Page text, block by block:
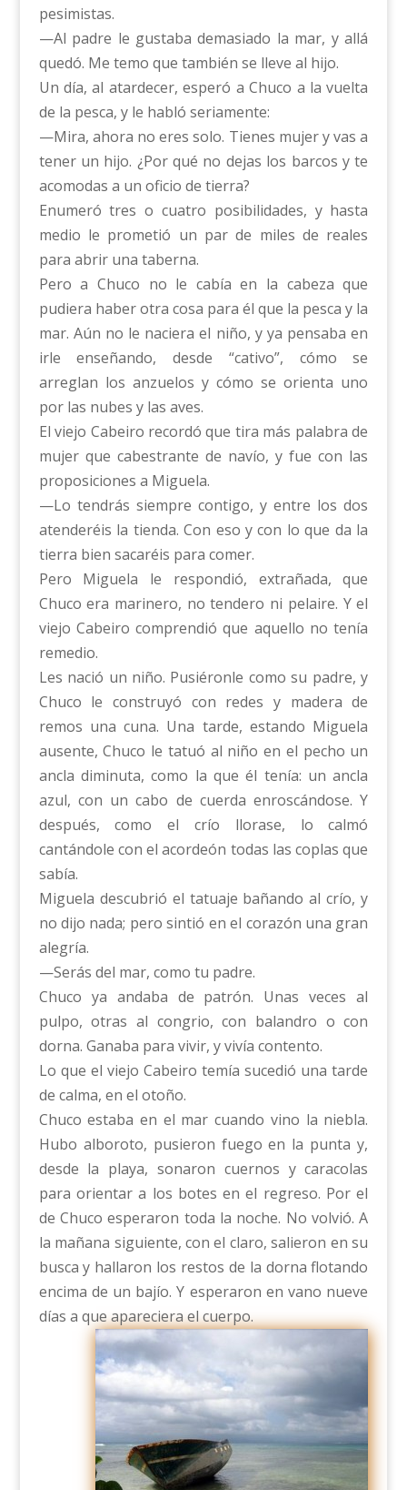
pesimistas.
—Al padre le gustaba demasiado la mar, y allá
quedó. Me temo que también se lleve al hijo.
Un día, al atardecer, esperó a Chuco a la vuelta
de la pesca, y le habló seriamente:
—Mira, ahora no eres solo. Tienes mujer y vas a
tener un hijo. ¿Por qué no dejas los barcos y te
acomodas a un oficio de tierra?
Enumeró tres o cuatro posibilidades, y hasta
medio le prometió un par de miles de reales
para abrir una taberna.
Pero a Chuco no le cabía en la cabeza que
pudiera haber otra cosa para él que la pesca y la
mar. Aún no le naciera el niño, y ya pensaba en
irle enseñando, desde “cativo”, cómo se
arreglan los anzuelos y cómo se orienta uno
por las nubes y las aves.
El viejo Cabeiro recordó que tira más palabra de
mujer que cabestrante de navío, y fue con las
proposiciones a Miguela.
—Lo tendrás siempre contigo, y entre los dos
atenderéis la tienda. Con eso y con lo que da la
tierra bien sacaréis para comer.
Pero Miguela le respondió, extrañada, que
Chuco era marinero, no tendero ni pelaire. Y el
viejo Cabeiro comprendió que aquello no tenía
remedio.
Les nació un niño. Pusiéronle como su padre, y
Chuco le construyó con redes y madera de
remos una cuna. Una tarde, estando Miguela
ausente, Chuco le tatuó al niño en el pecho un
ancla diminuta, como la que él tenía: un ancla
azul, con un cabo de cuerda enroscándose. Y
después, como el crío llorase, lo calmó
cantándole con el acordeón todas las coplas que
sabía.
Miguela descubrió el tatuaje bañando al crío, y
no dijo nada; pero sintió en el corazón una gran
alegría.
—Serás del mar, como tu padre.
Chuco ya andaba de patrón. Unas veces al
pulpo, otras al congrio, con balandro o con
dorna. Ganaba para vivir, y vivía contento.
Lo que el viejo Cabeiro temía sucedió una tarde
de calma, en el otoño.
Chuco estaba en el mar cuando vino la niebla.
Hubo alboroto, pusieron fuego en la punta y,
desde la playa, sonaron cuernos y caracolas
para orientar a los botes en el regreso. Por el
de Chuco esperaron toda la noche. No volvió. A
la mañana siguiente, con el claro, salieron en su
busca y hallaron los restos de la dorna flotando
encima de un bajío. Y esperaron en vano nueve
días a que apareciera el cuerpo.